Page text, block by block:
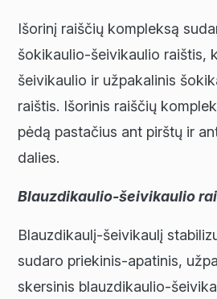
Išorinį raiščių kompleksą
šokikaulio-šeivikaulio raištis,
šeivikaulio ir užpakalinis
raištis. Išorinis raiščių
pėdą pastačius ant pirštų ir
dalies.
Blauzdikaulio-šeivikaulio
Blauzdikaulį-šeivikaulį
sudaro priekinis-apatinis,
skersinis blauzdikaulio-